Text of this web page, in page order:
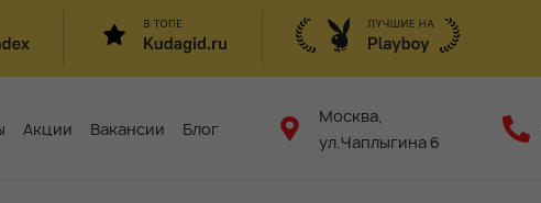
Акции Вакансии Блог
Москва,
ул.Чаплыгина 6